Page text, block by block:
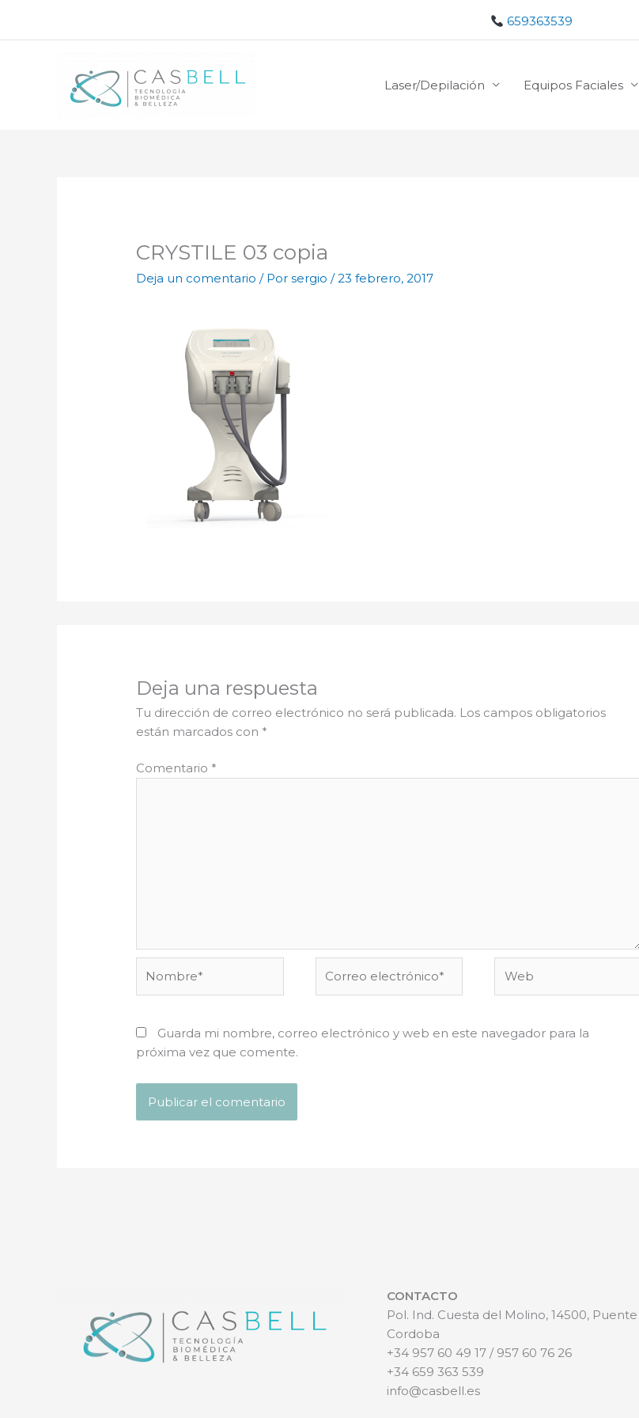
659363539
Laser/Depilación Equipos Faciales
CRYSTILE 03 copia
Deja un comentario / Porsergio/23 febrero, 2017
Deja una respuesta
Tu dirección de correo electrónico no será publicada. Los campos obligatorios
están marcados con *
Comentario *
electrónico*
Guarda mi nombre, correo electrónico y web en este navegador para la
próxima vez que comente.
CONTACTO
Pol. Ind. Cuesta del Molino, 14500, Puente
Cordoba
+34 957 60 49 17 / 957 60 76 26
+34 659 363 539
info@casbell.es